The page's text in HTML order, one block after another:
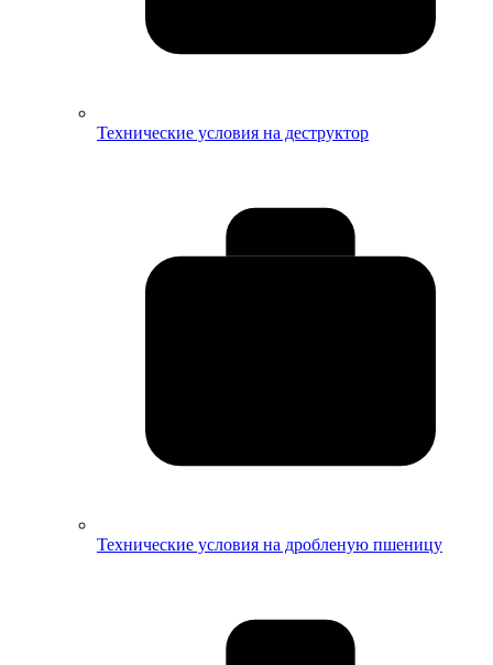
Технические условия на деструктор
Технические условия на дробленую пшеницу